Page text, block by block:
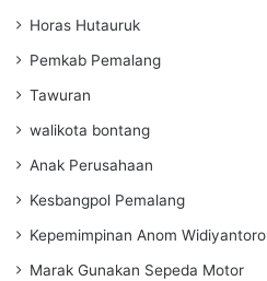
Horas Hutauruk
Pemkab Pemalang
Tawuran
walikota bontang
Anak Perusahaan
Kesbangpol Pemalang
Kepemimpinan Anom Widiyantoro
Marak Gunakan Sepeda Motor